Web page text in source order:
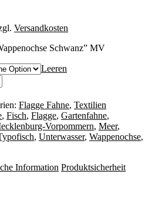
Versandkosten
Schwanz” MV
Leeren
Flagge Fahne, Textilien
, Fisch, Flagge, Gartenfahne,
Vorpommern, Meer,
, Unterwasser, Wappenochse,
Information Produktsicherheit